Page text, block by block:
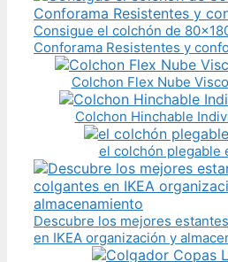
Consigue el colchón de
Conforama Resistentes y
Colchon Flex Nube
Colchon Hinchable
el colchón plegable
Descubre los mejores
en IKEA organización y